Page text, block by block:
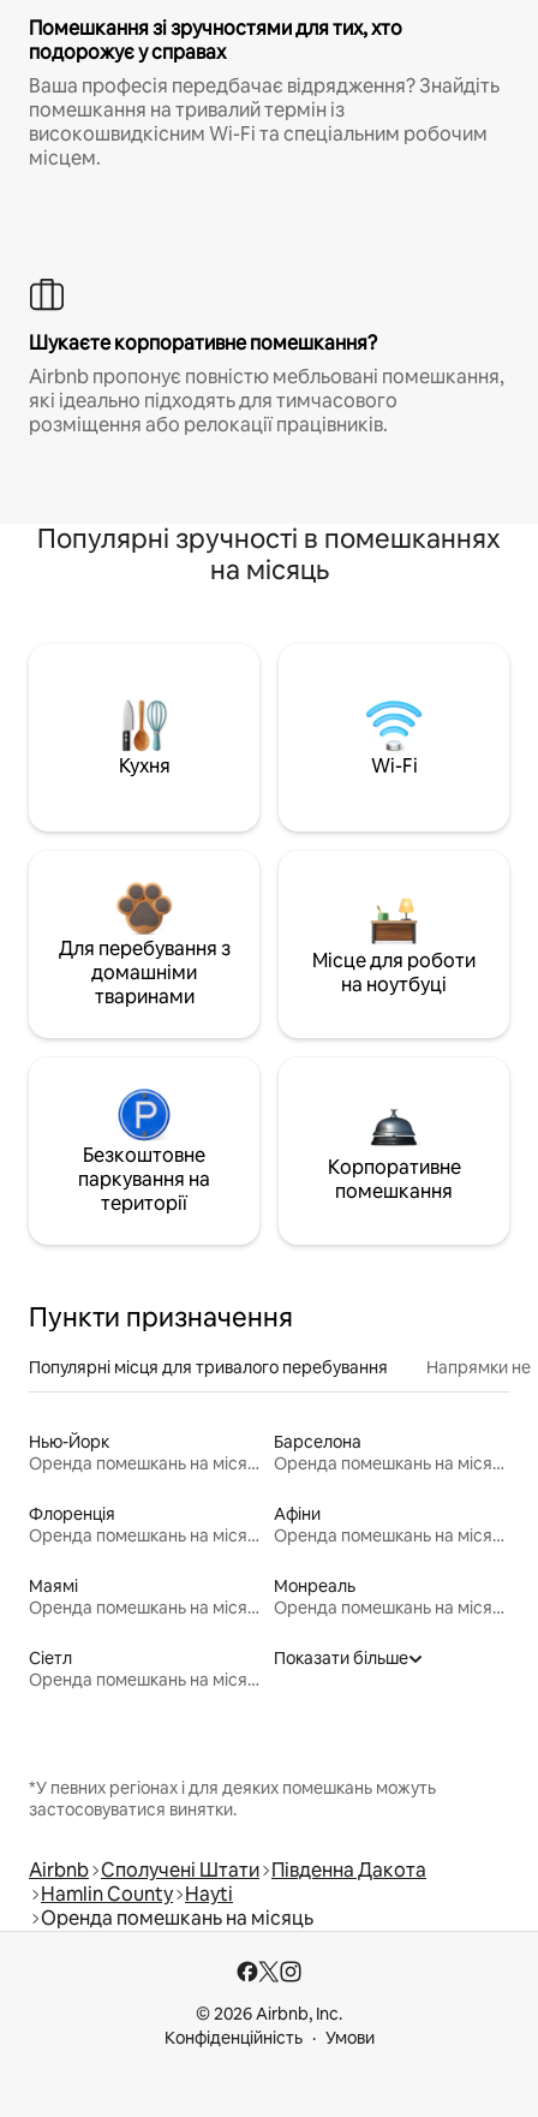
Помешкання зі зручностями для тих, хто
подорожує у справах
Ваша професія передбачає відрядження? Знайдіть
помешкання на тривалий термін із
високошвидкісним Wi-Fi та спеціальним робочим
місцем.
Шукаєте корпоративне помешкання?
Airbnb пропонує повністю мебльовані помешкання,
які ідеально підходять для тимчасового
розміщення або релокації працівників.
Популярні зручності в помешканнях
на місяць
Кухня Wi-Fi
Для перебування з
домашніми
тваринами
Місце для роботи
на ноутбуці
Безкоштовне
паркування на
території
Корпоративне
помешкання
Пункти призначення
Популярні місця для тривалого перебування Напрямки
Нью-Йорк
Оренда помешкань на місяць
Барселона
Оренда помешкань на місяць
Флоренція
Оренда помешкань на місяць
Афіни
Оренда помешкань на місяць
Маямі
Оренда помешкань на місяць
Монреаль
Оренда помешкань на місяць
Сіетл
Оренда помешкань на місяць
Показати більше
*У певних регіонах і для деяких помешкань можуть
застосовуватися винятки.
Airbnb Сполучені Штати Південна Дакота
Hamlin County Hayti
Оренда помешкань на місяць
© 2026 Airbnb, Inc.
Конфіденційність
Умови